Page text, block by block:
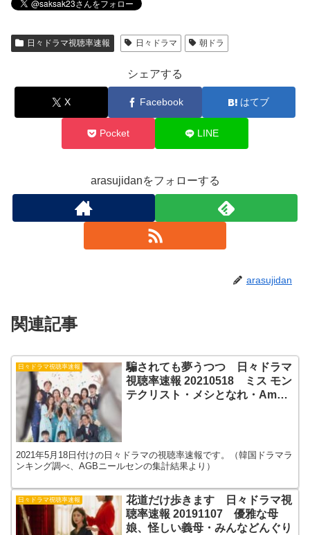
日々ドラマ視聴率速報 日々ドラマ 朝ドラ
シェアする
X Facebook はてブ
Pocket LINE
arasujidanをフォローする
arasujidan
関連記事
日々ドラマ視聴率速報
騙されても夢うつつ 日々ドラマ
視聴率速報 20210518 ミス モン
テクリスト・メシとなれ・Amor
2021年5月18日付けの日々ドラマの視聴率速報です。（韓国ドラマラ
ンキング調べ、AGBニールセンの集計結果より）
日々ドラマ視聴率速報
花道だけ歩きます 日々ドラマ視
聴率速報 20191107 優雅な母
娘、怪しい義母・みんなどんぐり